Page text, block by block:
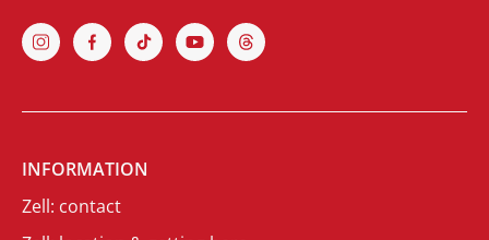
INFORMATION
Zell: contact